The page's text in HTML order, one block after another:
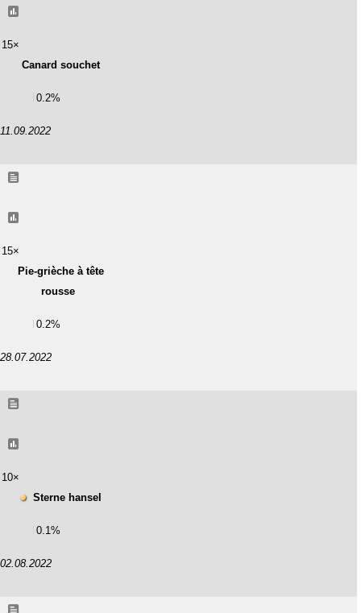
15×
Canard souchet
0.2%
11.09.2022
15×
Pie-grièche à tête
rousse
0.2%
28.07.2022
10×
Sterne hansel
0.1%
02.08.2022